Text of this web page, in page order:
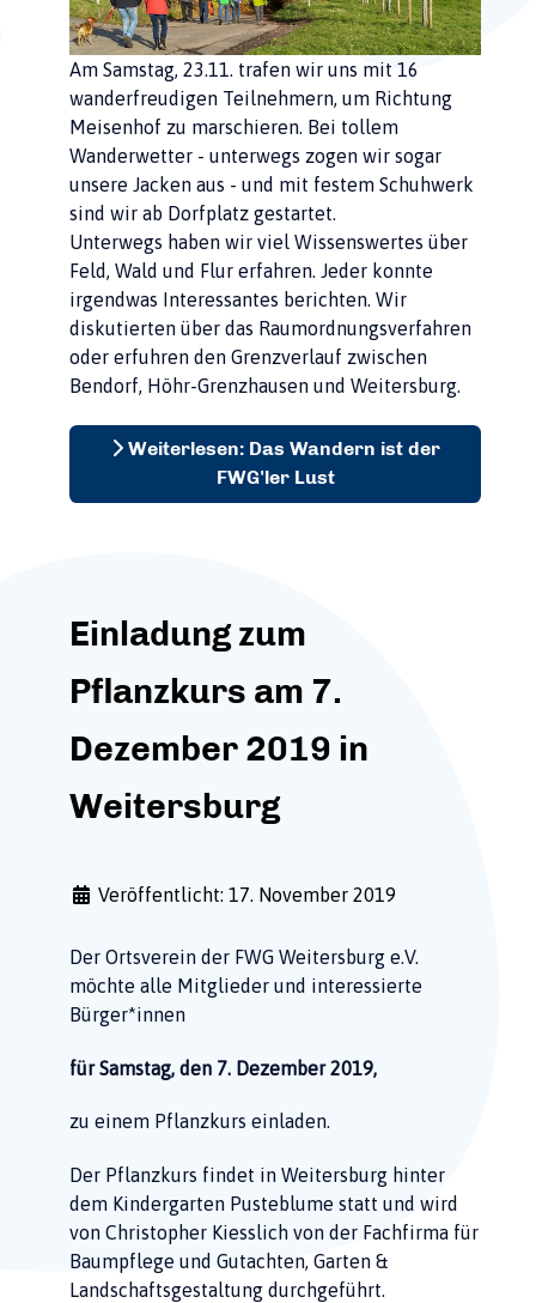
Am Samstag, 23.11. trafen wir uns mit 16
wanderfreudigen Teilnehmern, um Richtung
Meisenhof zu marschieren. Bei tollem
Wanderwetter - unterwegs zogen wir sogar
unsere Jacken aus - und mit festem Schuhwerk
sind wir ab Dorfplatz gestartet.
Unterwegs haben wir viel Wissenswertes über
Feld, Wald und Flur erfahren. Jeder konnte
irgendwas Interessantes berichten. Wir
diskutierten über das Raumordnungsverfahren
oder erfuhren den Grenzverlauf zwischen
Bendorf, Höhr-Grenzhausen und Weitersburg.
Weiterlesen: Das Wandern ist der
FWG'ler Lust
Einladung zum
Pflanzkurs am 7.
Dezember 2019 in
Weitersburg
Veröffentlicht: 17. November 2019
Der Ortsverein der FWG Weitersburg e.V.
möchte alle Mitglieder und interessierte
Bürger*innen
für Samstag, den 7. Dezember 2019,
zu einem Pflanzkurs einladen.
Der Pflanzkurs findet in Weitersburg hinter
dem Kindergarten Pusteblume statt und wird
von Christopher Kiesslich von der Fachfirma für
Baumpflege und Gutachten, Garten &
Landschaftsgestaltung durchgeführt.